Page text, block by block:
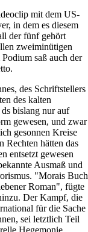
mit dem US-
in dem es diesem
der fünf gehört
zweiminütigen
saß auch der
des Schriftstellers
des kalten
bislang nur auf
gewesen, und zwar
gesonnen Kreise
Rechten hätten das
entsetzt gewesen
Ausmaß und
"Morais Buch
Roman", fügte
Der Kampf, die
für die Sache
sei letztlich Teil